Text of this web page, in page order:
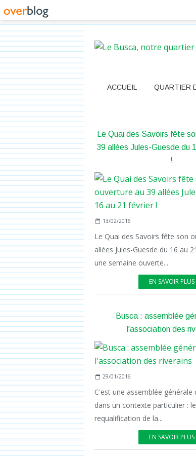
ACCUEIL QUARTIER
Le Quai des Savoirs fête
39 allées Jules-Guesde du
!
13/02/2016
Le Quai des Savoirs fête son
allées Jules-Guesde du 16 au
une semaine ouverte...
EN SAVOIR PLUS
Busca : assemblée
l'association des
29/01/2016
C'est une assemblée générale
dans un contexte particulier :
requalification de la...
EN SAVOIR PLUS